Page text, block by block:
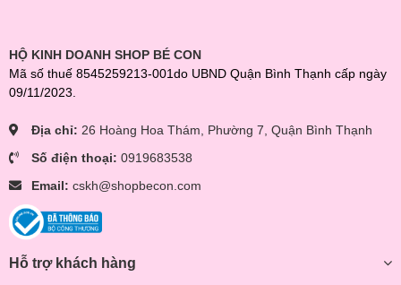
HỘ KINH DOANH SHOP BÉ CON
Mã số thuế 8545259213-001do UBND Quận Bình Thạnh cấp ngày
09/11/2023.
Địa chỉ: 26 Hoàng Hoa Thám, Phường 7, Quận Bình Thạnh
Số điện thoại: 0919683538
Email: cskh@shopbecon.com
Hỗ trợ khách hàng